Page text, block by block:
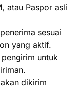
atau Paspor asli
sesuai
yang aktif.
untuk
dikirim